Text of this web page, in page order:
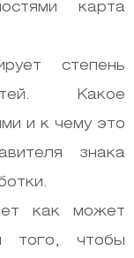
карта
степень
Какое
и к чему это
знака
как может
того, чтобы